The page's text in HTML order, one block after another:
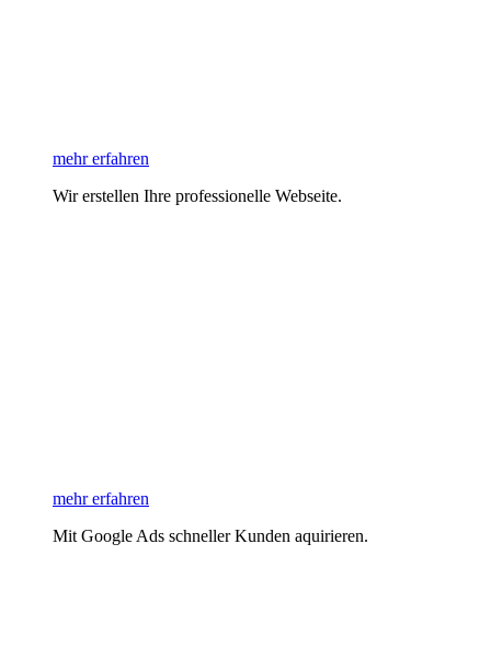
mehr erfahren
Wir erstellen Ihre professionelle Webseite.
mehr erfahren
Mit Google Ads schneller Kunden aquirieren.